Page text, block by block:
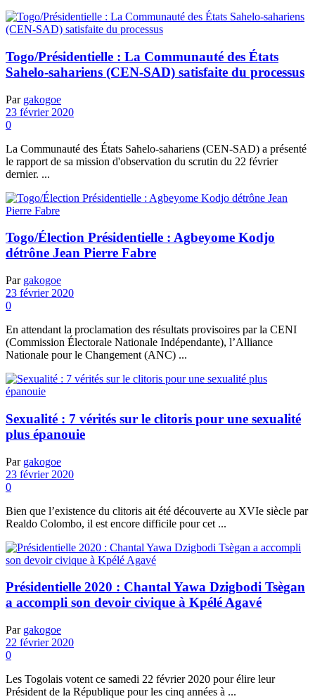
Togo/Présidentielle : La Communauté des États
Sahelo-sahariens (CEN-SAD) satisfaite du processus
Par gakogoe
23 février 2020
0
La Communauté des États Sahelo-sahariens (CEN-SAD) a présenté
le rapport de sa mission d'observation du scrutin du 22 février
dernier. ...
Togo/Élection Présidentielle : Agbeyome Kodjo
détrône Jean Pierre Fabre
Par gakogoe
23 février 2020
0
En attendant la proclamation des résultats provisoires par la CENI
(Commission Électorale Nationale Indépendante), l’Alliance
Nationale pour le Changement (ANC) ...
Sexualité : 7 vérités sur le clitoris pour une sexualité
plus épanouie
Par gakogoe
23 février 2020
0
Bien que l’existence du clitoris ait été découverte au XVIe siècle par
Realdo Colombo, il est encore difficile pour cet ...
Présidentielle 2020 : Chantal Yawa Dzigbodi Tsègan
a accompli son devoir civique à Kpélé Agavé
Par gakogoe
22 février 2020
0
Les Togolais votent ce samedi 22 février 2020 pour élire leur
Président de la République pour les cinq années à ...